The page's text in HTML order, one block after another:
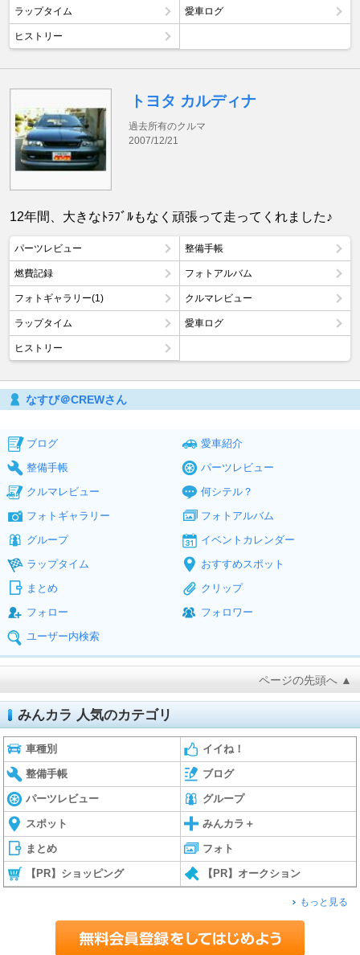
ラップタイム 愛車ログ
ヒストリー
トヨタ カルディナ
過去所有のクルマ
2007/12/21
12年間、大きなﾄﾗﾌﾞﾙもなく頑張って走ってくれました♪
パーツレビュー 整備手帳
燃費記録 フォトアルバム
フォトギャラリー(1) クルマレビュー
ラップタイム 愛車ログ
ヒストリー
なすび＠CREWさん
ブログ
愛車紹介
整備手帳
パーツレビュー
クルマレビュー
何シテル？
フォトギャラリー
フォトアルバム
グループ
イベントカレンダー
ラップタイム
おすすめスポット
まとめ
クリップ
フォロー
フォロワー
ユーザー内検索
ページの先頭へ ▲
みんカラ 人気のカテゴリ
車種別 イイね！
整備手帳 ブログ
パーツレビュー グループ
スポット みんカラ＋
まとめ フォト
【PR】ショッピング 【PR】オークション
もっと見る